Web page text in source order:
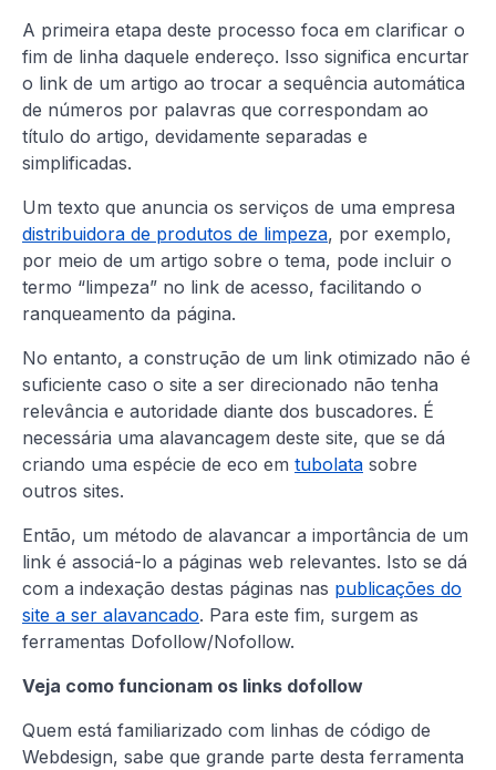
A primeira etapa deste processo foca em clarificar o
fim de linha daquele endereço. Isso significa encurtar
o link de um artigo ao trocar a sequência automática
de números por palavras que correspondam ao
título do artigo, devidamente separadas e
simplificadas.
Um texto que anuncia os serviços de uma empresa
distribuidora de produtos de limpeza, por exemplo,
por meio de um artigo sobre o tema, pode incluir o
termo “limpeza” no link de acesso, facilitando o
ranqueamento da página.
No entanto, a construção de um link otimizado não é
suficiente caso o site a ser direcionado não tenha
relevância e autoridade diante dos buscadores. É
necessária uma alavancagem deste site, que se dá
criando uma espécie de eco em tubolata sobre
outros sites.
Então, um método de alavancar a importância de um
link é associá-lo a páginas web relevantes. Isto se dá
com a indexação destas páginas nas publicações do
site a ser alavancado. Para este fim, surgem as
ferramentas Dofollow/Nofollow.
Veja como funcionam os links dofollow
Quem está familiarizado com linhas de código de
Webdesign, sabe que grande parte desta ferramenta